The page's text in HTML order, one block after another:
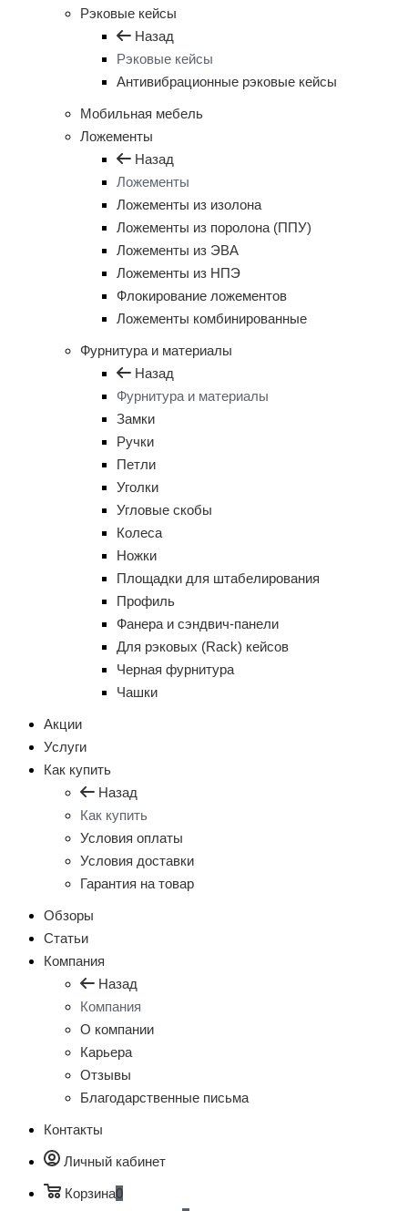
Рэковые кейсы
Назад
Рэковые кейсы
Антивибрационные рэковые кейсы
Мобильная мебель
Ложементы
Назад
Ложементы
Ложементы из изолона
Ложементы из поролона (ППУ)
Ложементы из ЭВА
Ложементы из НПЭ
Флокирование ложементов
Ложементы комбинированные
Фурнитура и материалы
Назад
Фурнитура и материалы
Замки
Ручки
Петли
Уголки
Угловые скобы
Колеса
Ножки
Площадки для штабелирования
Профиль
Фанера и сэндвич-панели
Для рэковых (Rack) кейсов
Черная фурнитура
Чашки
Акции
Услуги
Как купить
Назад
Как купить
Условия оплаты
Условия доставки
Гарантия на товар
Обзоры
Статьи
Компания
Назад
Компания
О компании
Карьера
Отзывы
Благодарственные письма
Контакты
Личный кабинет
Корзина0